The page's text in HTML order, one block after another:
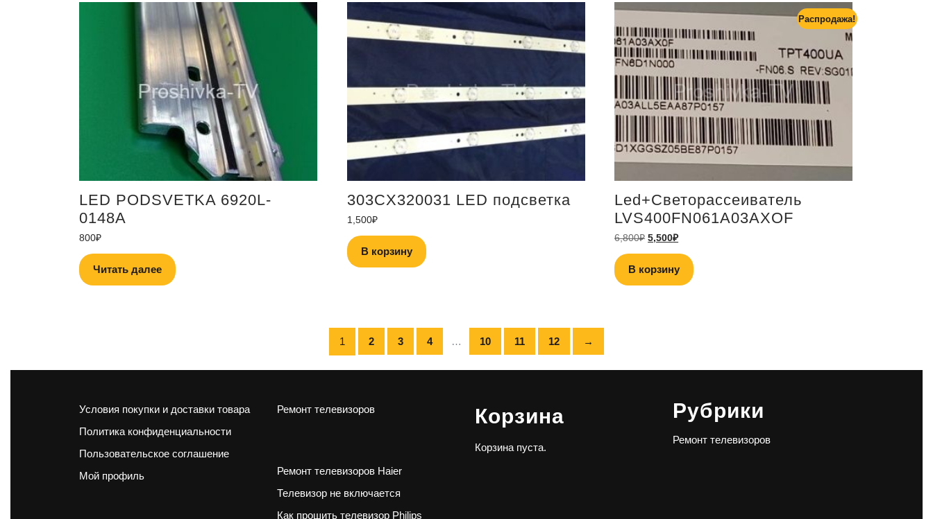
LED PODSVETKA 6920L-
0148A
800₽
Читать далее
303CX320031 LED подсветка
1,500₽
В корзину
Распродажа!
Led+Светорассеиватель
LVS400FN061A03AXOF
6,800₽ 5,500₽
В корзину
1 2 3 4 … 10 11 12 →
Условия покупки и доставки товара
Политика конфиденциальности
Пользовательское соглашение
Мой профиль
Ремонт телевизоров
Ремонт телевизоров Haier
Телевизор не включается
Как прошить телевизор Philips
Корзина
Корзина пуста.
Рубрики
Ремонт телевизоров